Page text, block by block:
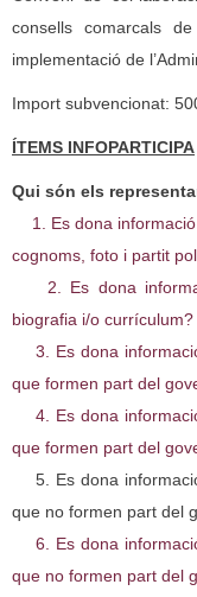
consells comarcals
implementació de
Import subvencionat:
ÍTEMS INFOPARTICIPA
Qui són els
1. Es dona
cognoms, foto i partit
2. Es dona
biografia i/o currículum?
3. Es dona
que formen part del
4. Es dona
que formen part del
5. Es dona
que no formen part del
6. Es dona
que no formen part del